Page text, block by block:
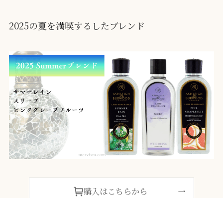
2025の夏を満喫するしたブレンド
購入はこちらから